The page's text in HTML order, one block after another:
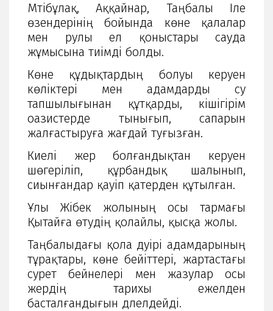
Мәтібұлақ, Аққайнар, Таңбалы Іле
өзендерінің бойында көне қалалар
мен рулы ел қоныстары сауда
жұмысына тиімді болды.
Көне құдықтардың болуы керуен
көліктері мен адамдарды су
тапшылығынан құтқарды, кішігірім
оазистерде тынығып, сапарын
жалғастыруға жағдай туғызған.
Киелі жер болғандықтан керуен
шөгеріліп, құрбандық шалынып,
сиынғандар қауіп қатерден құтылған.
Ұлы Жібек жолының осы тармағы
Қытайға өтудің қолайлы, қысқа жолы.
Таңбалыдағы қола дәуірі адамдарының
тұрақтары, көне бейіттері, жартастағы
сурет бейнелері мен жазулар осы
жердің тарихы ежелден
басталғандығын дәлелдейді.